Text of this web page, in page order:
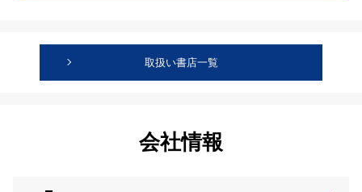
取扱い書店一覧
会社情報